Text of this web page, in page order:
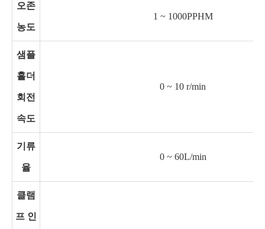
오존
농도
1 ~ 1000PPHM
샘플
홀더
회전
속도
0 ~ 10 r/min
기류
율
0 ~ 60L/min
클램
프 인